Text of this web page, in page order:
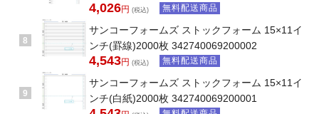
4,026円 (税込) 無料配送商品
8
サンコーフォームズ ストックフォーム 15×11イ
ンチ(罫線)2000枚 342740069200002
4,543円 (税込) 無料配送商品
9
サンコーフォームズ ストックフォーム 15×11イ
ンチ(白紙)2000枚 342740069200001